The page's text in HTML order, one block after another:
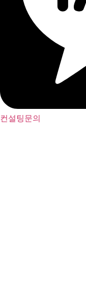
컨설팅문의